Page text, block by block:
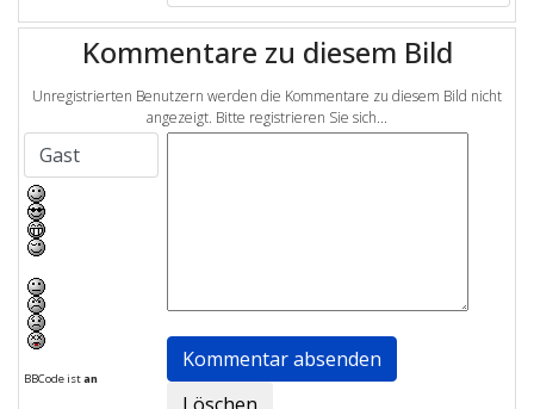
Kommentare zu diesem Bild
Unregistrierten Benutzern werden die Kommentare zu diesem Bild nicht
angezeigt. Bitte registrieren Sie sich...
BBCode istan